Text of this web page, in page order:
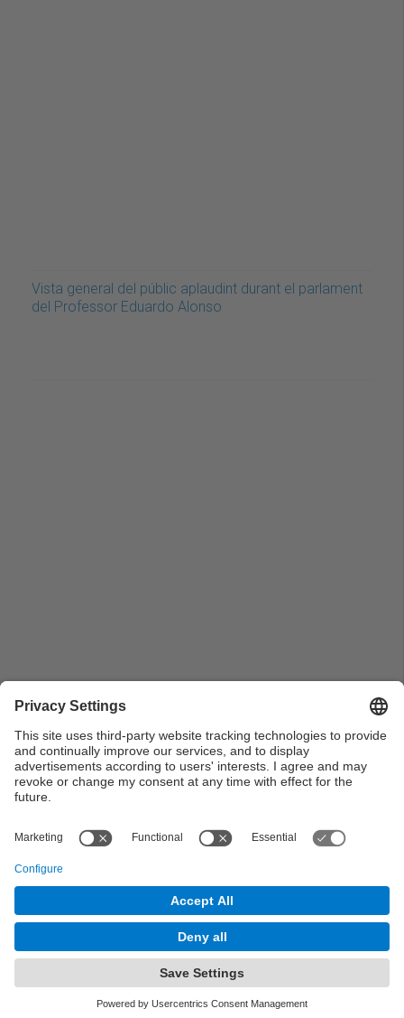
Vista general del públic aplaudint durant el parlament
del Professor Eduardo Alonso
Pla general dels assistents i els conferenciants al
lliurament de premis del segon concurs UPC-EAE
d'idees de negoci
Page of 7 Next Page
© UPC Universitat Politècnica de Catalunya ·
BarcelonaTech
Legal warning Privacy settings